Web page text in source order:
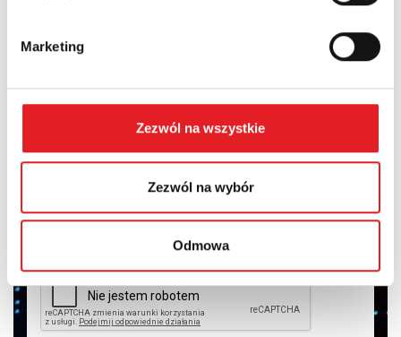
Marketing
Zezwól na wszystkie
Zezwól na wybór
Odmowa
Wyrażam zgodę na przetwarzanie moich danych
przetwarzania danych osobowych w